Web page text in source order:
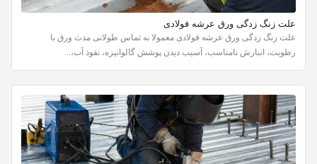
علت زنگ زدگی ورق عرشه فولادی
علت زنگ زدگی ورق عرشه فولادی معمولا به تماس طولانی مدت ورق با
رطوبت، انبارش نامناسب، آسیب دیدن پوشش گالوانیزه، نفوذ آب،...